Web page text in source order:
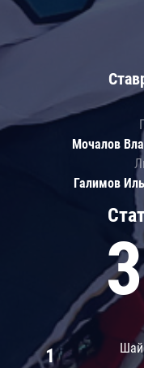
1
Мочалов
Галимов